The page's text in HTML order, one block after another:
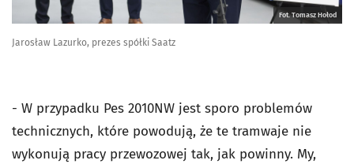
Fot. Tomasz Hołod
Jarosław Lazurko, prezes spółki Saatz
- W przypadku Pes 2010NW jest sporo problemów
technicznych, które powodują, że te tramwaje nie
wykonują pracy przewozowej tak, jak powinny. My,